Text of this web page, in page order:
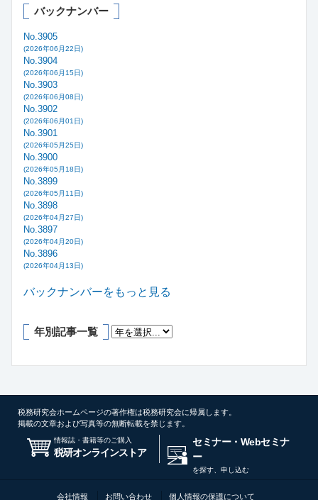
バックナンバー
No.3905
(2026年06月22日)
No.3904
(2026年06月15日)
No.3903
(2026年06月08日)
No.3902
(2026年06月01日)
No.3901
(2026年05月25日)
No.3900
(2026年05月18日)
No.3899
(2026年05月11日)
No.3898
(2026年04月27日)
No.3897
(2026年04月20日)
No.3896
(2026年04月13日)
バックナンバーをもっと見る
年別記事一覧
税務研究会ホームページの著作権は税務研究会に帰属します。
掲載の文章および写真等の無断転載を禁じます。
情報誌・書籍等のご購入
税研オンラインストア
セミナー・Webセミナ
ー
を探す、申し込む
会社情報 お問い合わせ 個人情報の保護について